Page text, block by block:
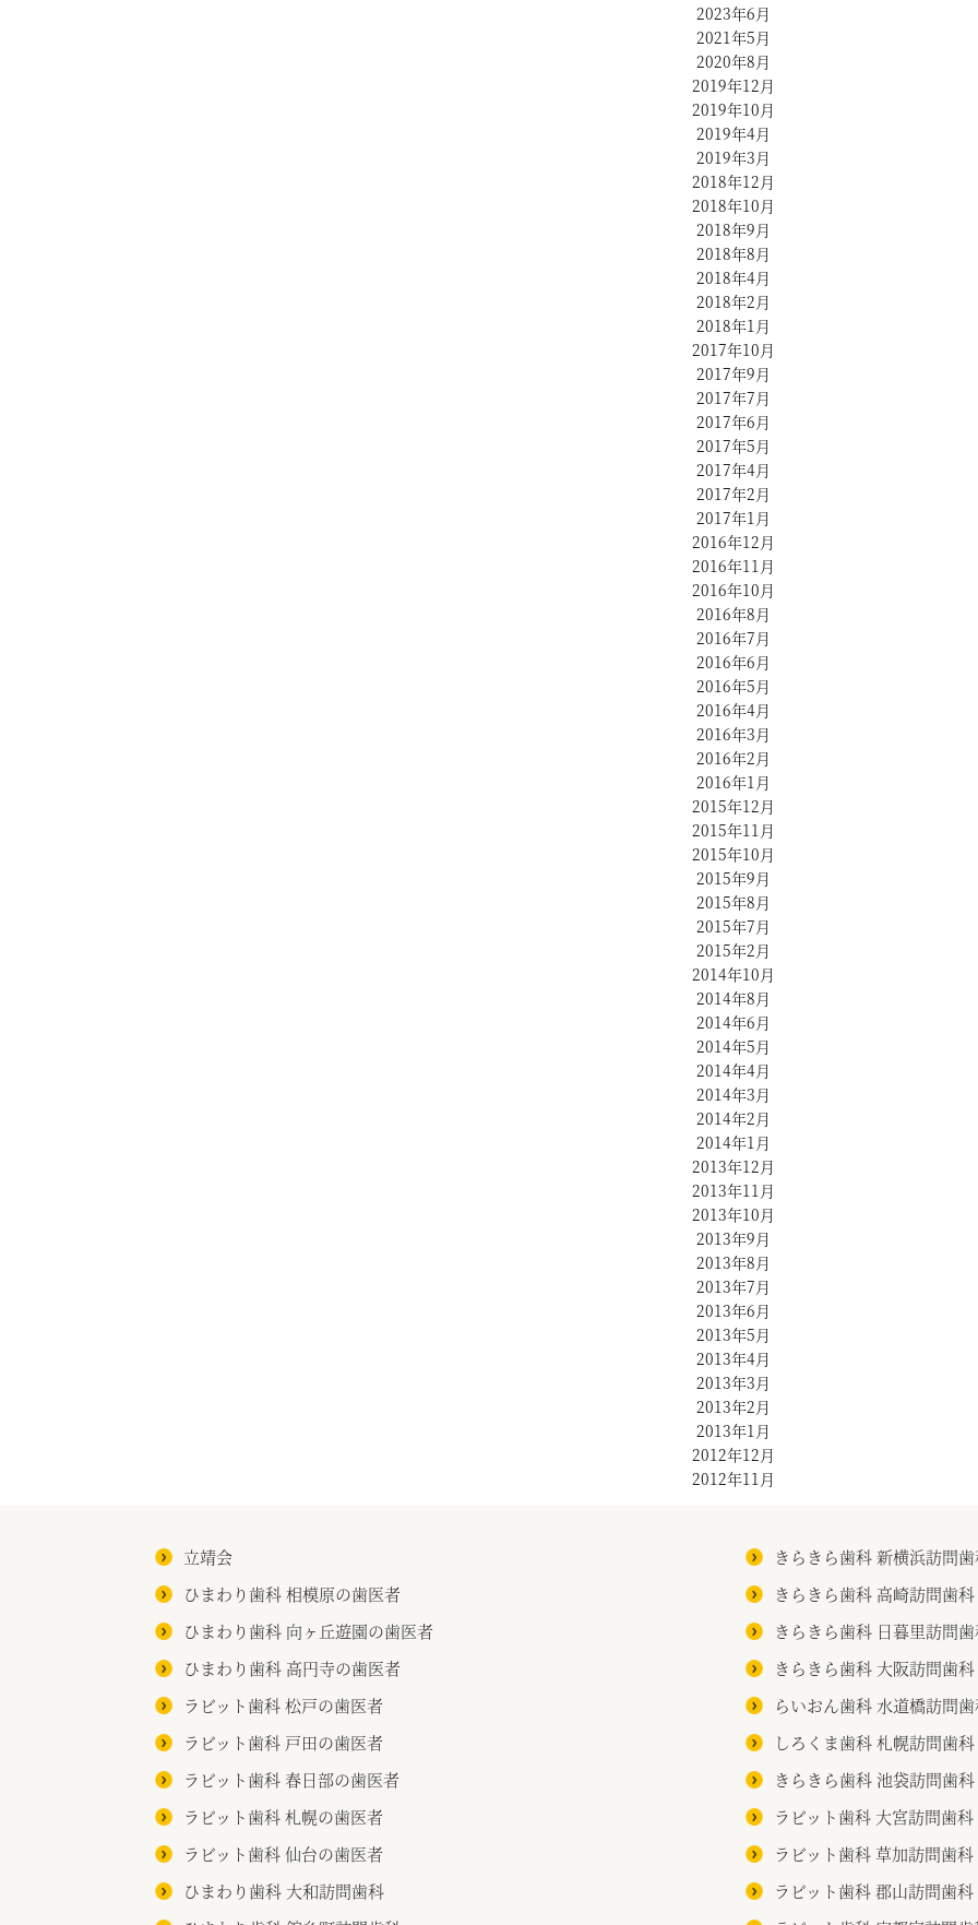
2023年6月
2021年5月
2020年8月
2019年12月
2019年10月
2019年4月
2019年3月
2018年12月
2018年10月
2018年9月
2018年8月
2018年4月
2018年2月
2018年1月
2017年10月
2017年9月
2017年7月
2017年6月
2017年5月
2017年4月
2017年2月
2017年1月
2016年12月
2016年11月
2016年10月
2016年8月
2016年7月
2016年6月
2016年5月
2016年4月
2016年3月
2016年2月
2016年1月
2015年12月
2015年11月
2015年10月
2015年9月
2015年8月
2015年7月
2015年2月
2014年10月
2014年8月
2014年6月
2014年5月
2014年4月
2014年3月
2014年2月
2014年1月
2013年12月
2013年11月
2013年10月
2013年9月
2013年8月
2013年7月
2013年6月
2013年5月
2013年4月
2013年3月
2013年2月
2013年1月
2012年12月
2012年11月
立靖会
ひまわり歯科 相模原の歯医者
ひまわり歯科 向ヶ丘遊園の歯医者
ひまわり歯科 高円寺の歯医者
ラビット歯科 松戸の歯医者
ラビット歯科 戸田の歯医者
ラビット歯科 春日部の歯医者
ラビット歯科 札幌の歯医者
ラビット歯科 仙台の歯医者
ひまわり歯科 大和訪問歯科
きらきら歯科 新横浜訪問
きらきら歯科 高崎訪問歯科
きらきら歯科 日暮里訪問
きらきら歯科 大阪訪問歯科
らいおん歯科 水道橋訪問
しろくま歯科 札幌訪問歯科
きらきら歯科 池袋訪問歯科
ラビット歯科 大宮訪問歯科
ラビット歯科 草加訪問歯科
ラビット歯科 郡山訪問歯科